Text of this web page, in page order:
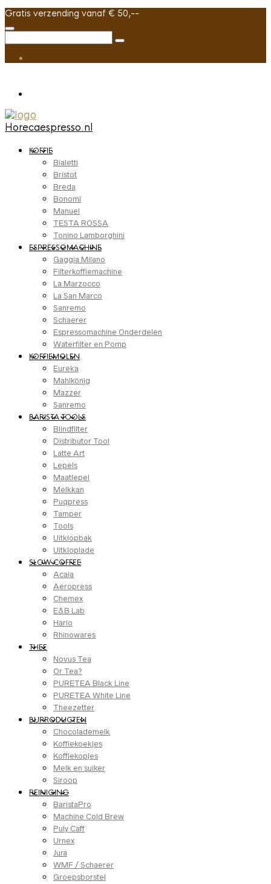
Gratis verzending vanaf € 50,--
Horecaespresso.nl
KOFFIE
Bialetti
Bristot
Breda
Bonomi
Manuel
TESTA ROSSA
Tonino Lamborghini
ESPRESSOMACHINE
Gaggia Milano
Filterkoffiemachine
La Marzocco
La San Marco
Sanremo
Schaerer
Espressomachine Onderdelen
Waterfilter en Pomp
KOFFIEMOLEN
Eureka
Mahlkönig
Mazzer
Sanremo
BARISTA TOOLS
Blindfilter
Distributor Tool
Latte Art
Lepels
Maatlepel
Melkkan
Puqpress
Tamper
Tools
Uitklopbak
Uitkloplade
SLOW COFFEE
Acaia
Aeropress
Chemex
E&B Lab
Hario
Rhinowares
THEE
Novus Tea
Or Tea?
PURETEA Black Line
PURETEA White Line
Theezetter
BIJPRODUCTEN
Chocolademelk
Koffiekoekjes
Koffiekopjes
Melk en suiker
Siroop
REINIGING
BaristaPro
Machine Cold Brew
Puly Caff
Urnex
Jura
WMF / Schaerer
Groepsborstel